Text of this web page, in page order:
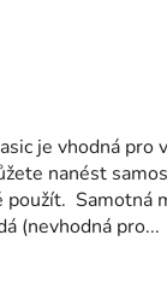
je vhodná pro
nanést
použít. Samotná
(nevhodná pro...